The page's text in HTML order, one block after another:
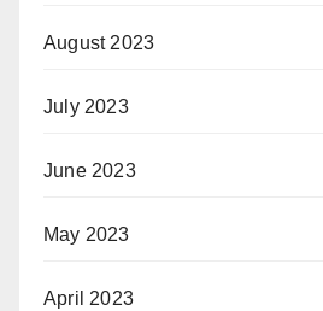
August 2023
July 2023
June 2023
May 2023
April 2023